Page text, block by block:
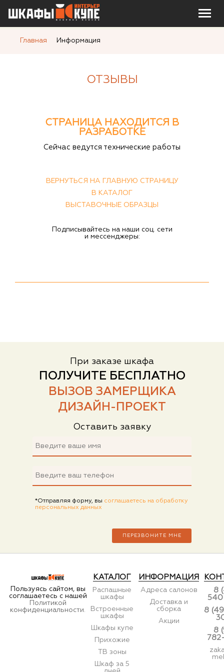
Главная Информация
ОТЗЫВЫ
СТРАНИЦА НАХОДИТСЯ В
РАЗРАБОТКЕ
Сейчас ведутся технические работы
ВЕРНУТЬСЯ НА ГЛАВНУЮ СТРАНИЦУ
В КАТАЛОГ
ВЫСТАВОЧНЫЕ ОБРАЗЦЫ
Подписывайтесь на наши соц. сети
и мессенджеры:
При заказе шкафа
ПОЛУЧИТЕ БЕСПЛАТНО
ВЫЗОВ ЗАМЕРЩИКА
ДИЗАЙН-ПРОЕКТ
Оставить заявку
*Отправляя форму, вы соглашаетесь на обработку
персональных данных
Пользуясь сайтом, вы
соглашаетесь с нашей
Политикой
конфиденциальности.
КАТАЛОГ
Распашные
шкафы
Встроенные
шкафы
Шкафы купе
Прихожие
ТВ зоны
Шкаф за 5
ИНФОРМАЦИЯ
Адреса салонов
Доставка и
сборка
Акции
8
8
8